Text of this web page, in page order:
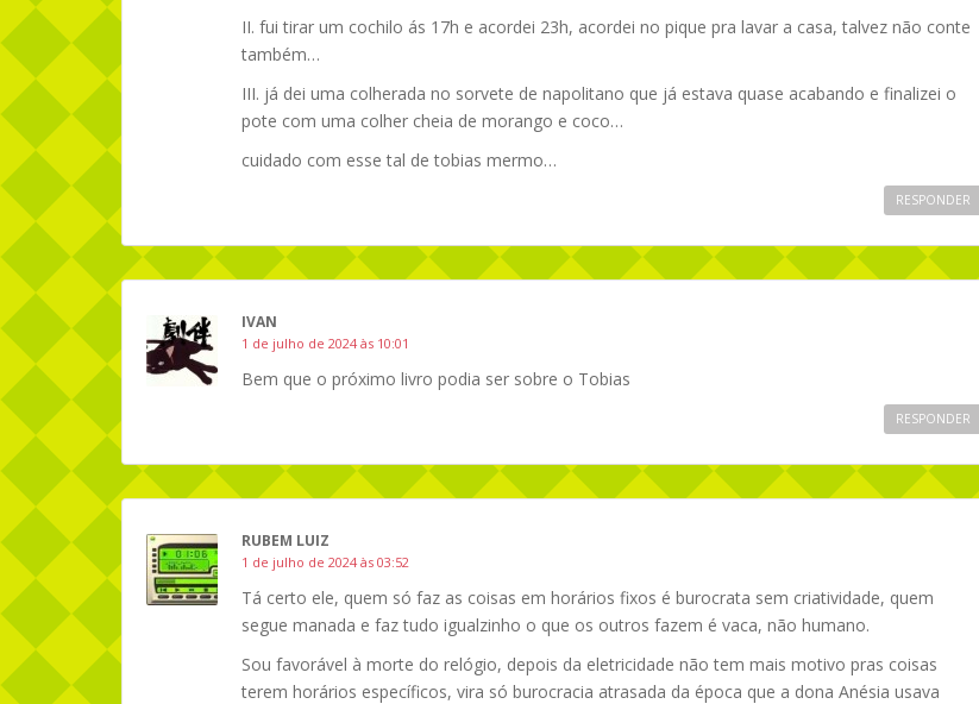
II. fui tirar um cochilo ás 17h e acordei 23h, acordei no pique pra lavar a casa, talvez não conte
também…
III. já dei uma colherada no sorvete de napolitano que já estava quase acabando e finalizei o
pote com uma colher cheia de morango e coco…
cuidado com esse tal de tobias mermo…
RESPONDER
IVAN
1 de julho de 2024 às 10:01
Bem que o próximo livro podia ser sobre o Tobias
RESPONDER
RUBEM LUIZ
1 de julho de 2024 às 03:52
Tá certo ele, quem só faz as coisas em horários fixos é burocrata sem criatividade, quem
segue manada e faz tudo igualzinho o que os outros fazem é vaca, não humano.
Sou favorável à morte do relógio, depois da eletricidade não tem mais motivo pras coisas
terem horários específicos, vira só burocracia atrasada da época que a dona Anésia usava